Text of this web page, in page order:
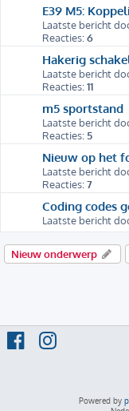
E39 M5:
Laatste bericht
Reacties:6
Hakerig
Laatste bericht
Reacties:11
m5 sportstand
Laatste bericht
Reacties: 5
Nieuw op het
Laatste bericht
Reacties:7
Coding codes
Laatste bericht
Nieuw onderwerp
Powered by